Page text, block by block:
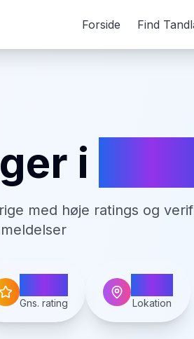
Forside Find
i
med høje ratings og
Gns. rating Lokation